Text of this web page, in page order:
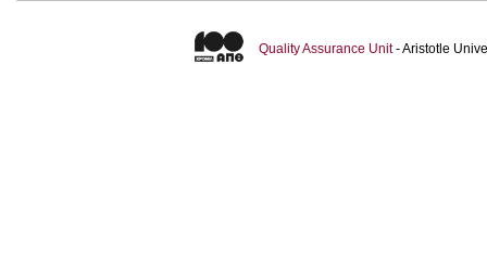
Quality Assurance Unit- Aristotle